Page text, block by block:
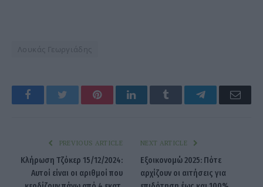
Λουκάς Γεωργιάδης
Facebook Twitter PinterestLinkedIn Tumblr Telegram
PREVIOUS ARTICLE
Κλήρωση Τζόκερ 15/12/2024:
Αυτοί είναι οι αριθμοί που
NEXT ARTICLE
Εξοικονομώ 2025: Πότε
αρχίζουν οι αιτήσεις για